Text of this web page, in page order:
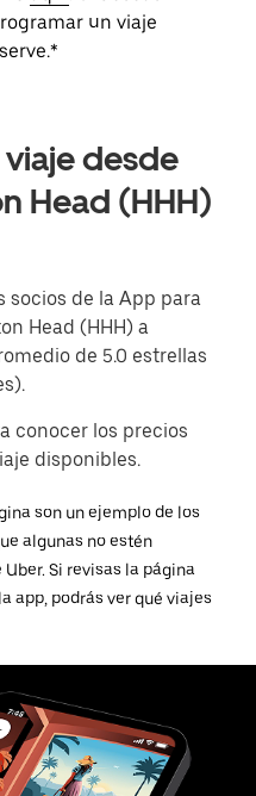
un viaje
desde
Head (HHH)
socios de la App para
Head (HHH) a
de 5.0 estrellas
conocer los precios
disponibles.
son un ejemplo de los
algunas no estén
Si revisas la página
app, podrás ver qué viajes